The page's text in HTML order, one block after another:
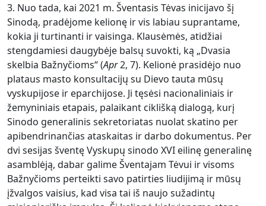
3. Nuo tada, kai 2021 m. Šventasis Tėvas inicijavo šį
Sinodą, pradėjome kelionę ir vis labiau suprantame,
kokia ji turtinanti ir vaisinga. Klausėmės, atidžiai
stengdamiesi daugybėje balsų suvokti, ką „Dvasia
skelbia Bažnyčioms“ (Apr2, 7). Kelionė prasidėjo nuo
plataus masto konsultacijų su Dievo tauta mūsų
vyskupijose ir eparchijose. Ji tęsėsi nacionaliniais ir
žemyniniais etapais, palaikant ciklišką dialogą, kurį
Sinodo generalinis sekretoriatas nuolat skatino per
apibendrinančias ataskaitas ir darbo dokumentus. Per
dvi sesijas šventę Vyskupų sinodo XVI eilinę generalinę
asamblėją, dabar galime Šventajam Tėvui ir visoms
Bažnyčioms perteikti savo patirties liudijimą ir mūsų
įžvalgos vaisius, kad visa tai iš naujo sužadintų